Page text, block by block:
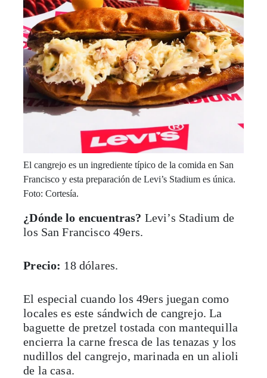
El cangrejo es un ingrediente típico de la comida en San
Francisco y esta preparación de Levi’s Stadium es única.
Foto: Cortesía.
¿Dónde lo encuentras? Levi’s Stadium de
los San Francisco 49ers.
Precio: 18 dólares.
El especial cuando los 49ers juegan como
locales es este sándwich de cangrejo. La
baguette de pretzel tostada con mantequilla
encierra la carne fresca de las tenazas y los
nudillos del cangrejo, marinada en un alioli
de la casa.